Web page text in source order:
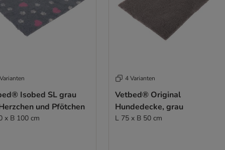
Isobed SL grau
und Pfötchen
x B 100 cm
4 Varianten
Vetbed® Original
Hundedecke, grau
L 75 x B 50 cm